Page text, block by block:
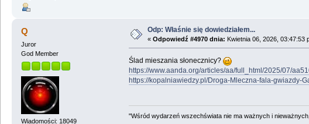
Q
Juror
God Member
Wiadomości: 18049
Odp: Właśnie się dowiedziałem...
« Odpowiedź #4970 dnia: Kwietnia 06, 2026, 03:47:53
Ślad mieszania słonecznicy?
https://www.aanda.org/articles/aa/full_html/2025/07/
https://kopalniawiedzy.pl/Droga-Mleczna-fala-gwiazdy-
"Wśród wydarzeń wszechświata nie ma ważnych i